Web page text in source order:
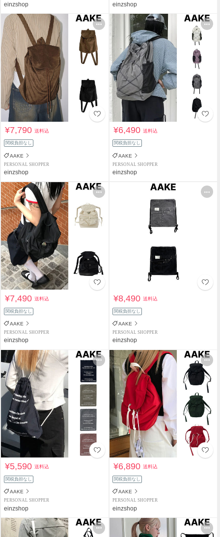
einzshop einzshop
¥7,790送料込
関税負担なし
AAKE
PERSONAL SHOPPER
einzshop
¥6,490送料込
関税負担なし
AAKE
PERSONAL SHOPPER
einzshop
¥7,490送料込
関税負担なし
AAKE
PERSONAL SHOPPER
einzshop
¥8,490送料込
関税負担なし
AAKE
PERSONAL SHOPPER
einzshop
¥5,590送料込
関税負担なし
AAKE
PERSONAL SHOPPER
einzshop
¥6,890送料込
関税負担なし
AAKE
PERSONAL SHOPPER
einzshop